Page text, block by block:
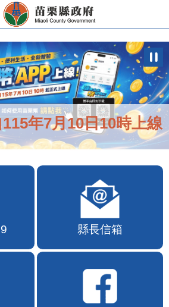
年7月10日10時上線
縣長信箱